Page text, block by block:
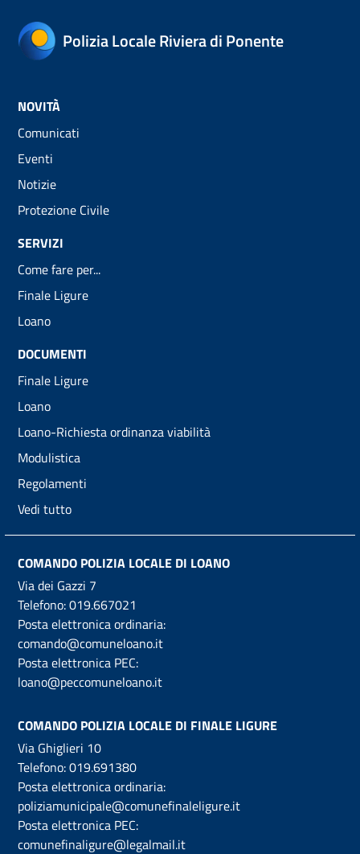
Polizia Locale Riviera di Ponente
NOVITÀ
Comunicati
Eventi
Notizie
Protezione Civile
SERVIZI
Come fare per...
Finale Ligure
Loano
DOCUMENTI
Finale Ligure
Loano
Loano-Richiesta ordinanza viabilità
Modulistica
Regolamenti
Vedi tutto
COMANDO POLIZIA LOCALE DI LOANO
Via dei Gazzi 7
Telefono:019.667021
Posta elettronica ordinaria:
comando@comuneloano.it
Posta elettronica PEC:
loano@peccomuneloano.it
COMANDO POLIZIA LOCALE DI FINALE LIGURE
Via Ghiglieri 10
Telefono:019.691380
Posta elettronica ordinaria:
poliziamunicipale@comunefinaleligure.it
Posta elettronica PEC:
comunefinaligure@legalmail.it